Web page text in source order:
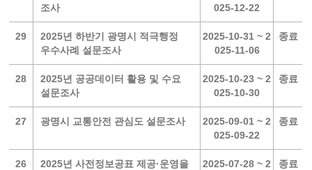
조사
025-12-22
29
2025년 하반기 광명시 적극행정
우수사례 설문조사
2025-10-31 ~ 2
025-11-06
종료
28
2025년 공공데이터 활용 및 수요
설문조사
2025-10-23 ~ 2
025-10-30
종료
27 광명시 교통안전 관심도 설문조사
2025-09-01 ~ 2
025-09-22
종료
26
2025년 사전정보공표 제공·운영을
2025-07-28 ~ 2
종료